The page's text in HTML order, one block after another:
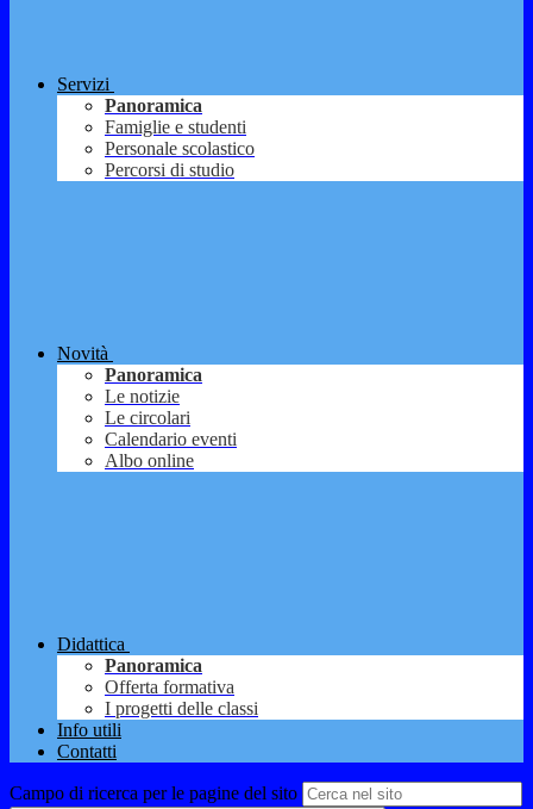
Servizi
Panoramica
Famiglie e studenti
Personale scolastico
Percorsi di studio
Novità
Panoramica
Le notizie
Le circolari
Calendario eventi
Albo online
Didattica
Panoramica
Offerta formativa
I progetti delle classi
Info utili
Contatti
Campo di ricerca per le pagine del sito